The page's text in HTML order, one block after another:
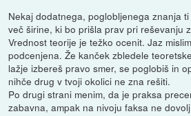
Nekaj dodatnega, poglobljenega znanja
več širine, ki bo prišla prav pri reševanju
Vrednost teorije je težko ocenit. Jaz
podcenjena. Že kanček zbledele
lažje izbereš pravo smer, se poglobiš in
nihče drug v tvoji okolici ne zna rešiti.
Po drugi strani menim, da je praksa
zabavna, ampak na nivoju faksa ne